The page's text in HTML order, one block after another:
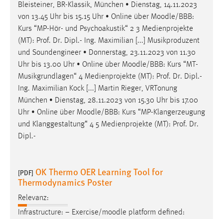
Bleisteiner, BR-Klassik, München • Dienstag, 14.11.2023
von 13.45 Uhr bis 15.15 Uhr • Online über Moodle/BBB:
Kurs “MP-Hör- und Psychoakustik“ 2 3 Medienprojekte
(MT): Prof. Dr. Dipl.- Ing. Maximilian [...] Musikproduzent
und Soundengineer • Donnerstag, 23.11.2023 von 11.30
Uhr bis 13.00 Uhr • Online über Moodle/BBB: Kurs “MT-
Musikgrundlagen“ 4 Medienprojekte (MT): Prof. Dr. Dipl.-
Ing. Maximilian Kock [...] Martin Rieger, VRTonung
München • Dienstag, 28.11.2023 von 15.30 Uhr bis 17.00
Uhr • Online über Moodle/BBB: Kurs “MP-Klangerzeugung
und Klanggestaltung“ 4 5 Medienprojekte (MT): Prof. Dr.
Dipl.-
[PDF] OK Thermo OER Learning Tool for
Thermodynamics Poster
Relevanz:
Infrastructure: − Exercise/moodle platform defined: